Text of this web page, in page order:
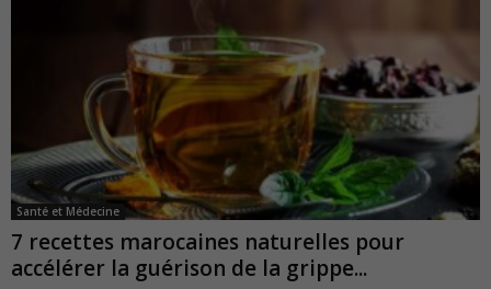
Santé et Médecine
7 recettes marocaines naturelles pour
accélérer la guérison de la grippe...